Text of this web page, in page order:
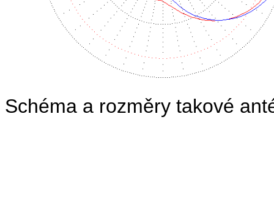
Schéma a rozměry takové